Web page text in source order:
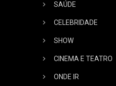
SAÚDE
CELEBRIDADE
SHOW
CINEMA E TEATRO
ONDE IR